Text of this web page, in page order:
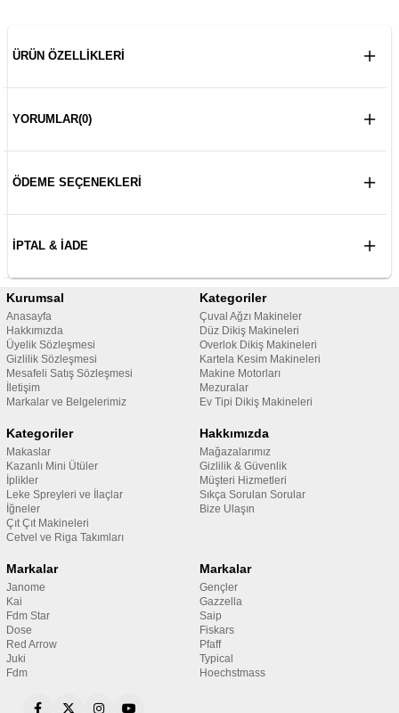
ÜRÜN ÖZELLIKLERI
YORUMLAR(0)
ÖDEME SEÇENEKLERI
İPTAL & İADE
Kurumsal
Anasayfa
Hakkımızda
Üyelik Sözleşmesi
Gizlilik Sözleşmesi
Mesafeli Satış Sözleşmesi
İletişim
Markalar ve Belgelerimiz
Kategoriler
Çuval Ağzı Makineler
Düz Dikiş Makineleri
Overlok Dikiş Makineleri
Kartela Kesim Makineleri
Makine Motorları
Mezuralar
Ev Tipi Dikiş Makineleri
Kategoriler
Makaslar
Kazanlı Mini Ütüler
İplikler
Leke Spreyleri ve İlaçlar
İğneler
Çıt Çıt Makineleri
Cetvel ve Riga Takımları
Hakkımızda
Mağazalarımız
Gizlilik & Güvenlik
Müşteri Hizmetleri
Sıkça Sorulan Sorular
Bize Ulaşın
Markalar
Janome
Kai
Fdm Star
Dose
Red Arrow
Juki
Fdm
Markalar
Gençler
Gazzella
Saip
Fiskars
Pfaff
Typical
Hoechstmass